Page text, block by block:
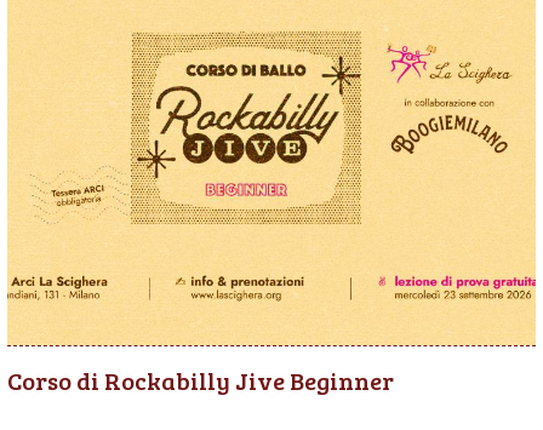
Corso di Rockabilly Jive Beginner